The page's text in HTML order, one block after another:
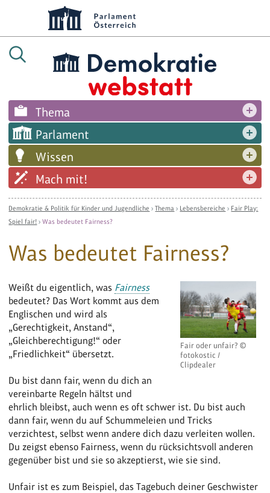
Thema
Parlament
Wissen
Mach mit!
Demokratie & Politik für Kinder und Jugendliche ›Thema › Lebensbereiche › Fair Play:
Spiel fair! ›Was bedeutet Fairness?
Was bedeutet Fairness?
Fair oder unfair? ©
fotokostic /
Clipdealer
Weißt du eigentlich, was Fairness
bedeutet? Das Wort kommt aus dem
Englischen und wird als
„Gerechtigkeit, Anstand“,
„Gleichberechtigung!“ oder
„Friedlichkeit“ übersetzt.
Du bist dann fair, wenn du dich an
vereinbarte Regeln hältst und
ehrlich bleibst, auch wenn es oft schwer ist. Du bist auch
dann fair, wenn du auf Schummeleien und Tricks
verzichtest, selbst wenn andere dich dazu verleiten wollen.
Du zeigst ebenso Fairness, wenn du rücksichtsvoll anderen
gegenüber bist und sie so akzeptierst, wie sie sind.
Unfair ist es zum Beispiel, das Tagebuch deiner Geschwister